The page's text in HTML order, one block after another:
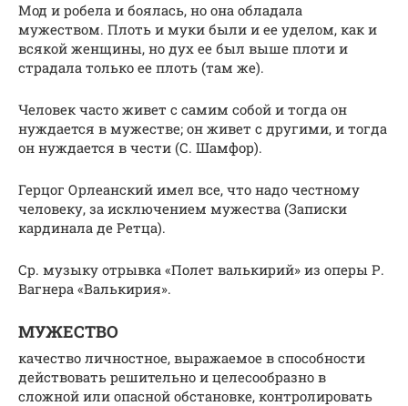
Мод и робела и боялась, но она обладала
мужеством. Плоть и муки были и ее уделом, как и
всякой женщины, но дух ее был выше плоти и
страдала только ее плоть (там же).
Человек часто живет с самим собой и тогда он
нуждается в мужестве; он живет с другими, и тогда
он нуждается в чести (С. Шамфор).
Герцог Орлеанский имел все, что надо честному
человеку, за исключением мужества (Записки
кардинала де Ретца).
Ср. музыку отрывка «Полет валькирий» из оперы Р.
Вагнера «Валькирия».
МУЖЕСТВО
качество личностное, выражаемое в способности
действовать решительно и целесообразно в
сложной или опасной обстановке, контролировать